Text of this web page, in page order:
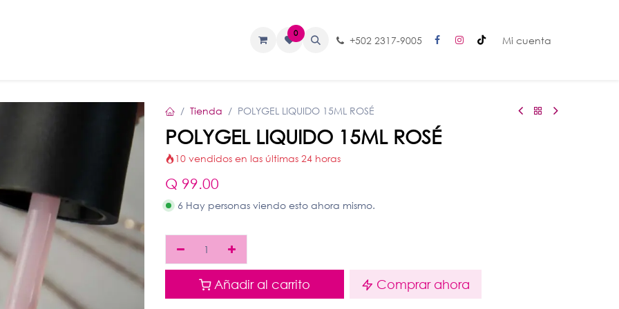
0
+502 2317-9005 Mi cuenta
Tienda POLYGEL LIQUIDO 15ML ROSÉ
POLYGEL LIQUIDO 15ML ROSÉ
10 vendidos en las últimas 24 horas
Q 99.00
6 Hay personas viendo esto ahora mismo.
Añadir al carrito Comprar ahora